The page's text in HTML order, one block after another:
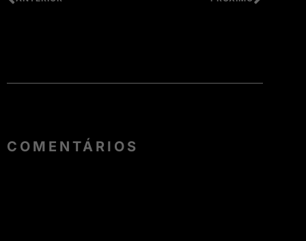
COMENTÁRIOS